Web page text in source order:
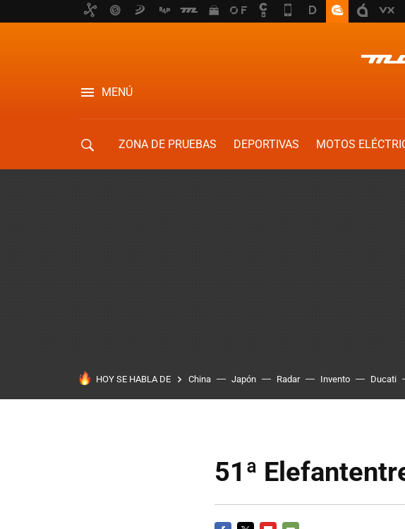
MENÚ
ZONA DE PRUEBAS DEPORTIVAS MOTOS
HOY SE HABLA DE China Japón Radar Invento Ducati
51ª